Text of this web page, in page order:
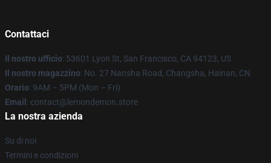
Contattaci
Il nostro ufficio: 53601 Lyon St, San Francisco, CA 94123, US
Il nostro magazzino: No. 27 Nansha Road, Changsha, Hainan, CN
Orario: 9AM – 5PM (Mon – Fri)
Email : contact@lemondemon.store
La nostra azienda
Su di noi
Termini e condizioni